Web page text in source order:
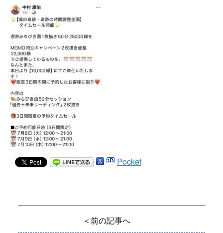
Pocket
＜前の記事へ